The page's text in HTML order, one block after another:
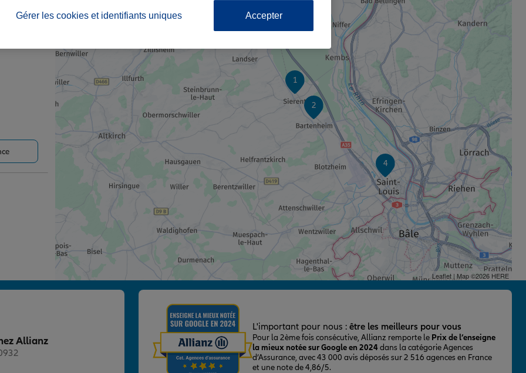
4
2
1
Leaflet| Map ©2026 HERE
Allianz
L'important pour nous : être les meilleurs pour vous
Pour la 2ème fois consécutive, Allianz remporte le Prix de l’enseigne
la mieux notée sur Google en 2024dans la catégorie Agences
d’Assurance, avec 43 000 avis déposés sur 2 516 agences en France
et une note de 4,86/5.
Gérer les cookies et identifiants uniques Accepter